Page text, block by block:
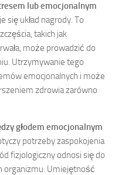
lub emocjonalnym
się układ nagrody. To
takich jak
może prowadzić do
Utrzymywanie tego
emocjonalnych i może
zdrowia zarówno
głodem emocjonalnym
potrzeby zaspokojenia
fizjologiczny odnosi się do
organizmu. Umiejętność